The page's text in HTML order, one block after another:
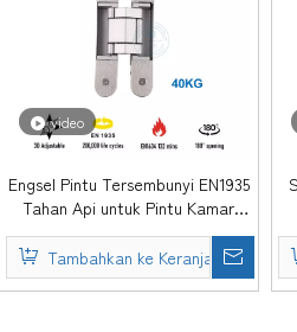
video
Engsel Pintu Tersembunyi EN1935
Tahan Api untuk Pintu Kamar
Tidur-DDCH008-G40
Tambahkan ke Keranjang